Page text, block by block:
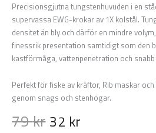
Precisionsgjutna tungstenhuvuden i en
supervassa EWG-krokar av 1X kolstål.
densitet än bly och därför en mindre
finessrik presentation samtidigt som den
kastförmåga, vattenpenetration och
Perfekt för fiske av kräftor, Rib maskar
genom snags och stenhögar.
79kr 32 kr